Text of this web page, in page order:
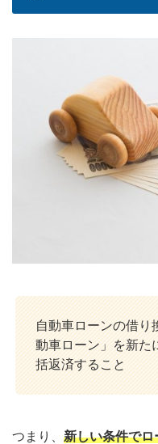
自動車ローンの借り
動車ローン」を新た
括返済すること
つまり、 新しい条件で